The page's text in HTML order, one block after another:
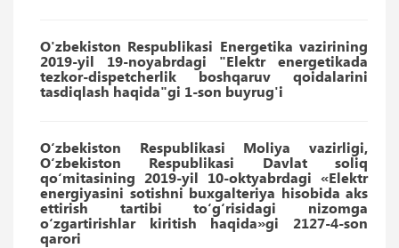
O'zbekiston Respublikasi Energetika vazirining
2019-yil 19-noyabrdagi "Elektr energetikada
tezkor-dispetcherlik boshqaruv qoidalarini
tasdiqlash haqida"gi 1-son buyrug'i
O‘zbekiston Respublikasi Moliya vazirligi,
O‘zbekiston Respublikasi Davlat soliq
qo‘mitasining 2019-yil 10-oktyabrdagi «Elektr
energiyasini sotishni buxgalteriya hisobida aks
ettirish tartibi to‘g‘risidagi nizomga
o‘zgartirishlar kiritish haqida»gi 2127-4-son
qarori